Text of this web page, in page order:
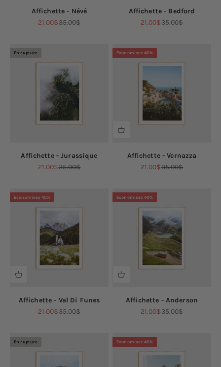
Affichette - Névé
Prix de vente
21.00$Prix normal
35.00$
Affichette - Bedford
Prix de vente
21.00$Prix normal
35.00$
En rupture
Affichette - Jurassique
Prix de vente
21.00$Prix normal
35.00$
Economisez 40%
Affichette - Vernazza
Prix de vente
21.00$Prix normal
35.00$
Economisez 40%
Affichette - Val Di Funes
Prix de vente
21.00$Prix normal
35.00$
Economisez 40%
Affichette - Anderson
Prix de vente
21.00$Prix normal
35.00$
En rupture Economisez 40%